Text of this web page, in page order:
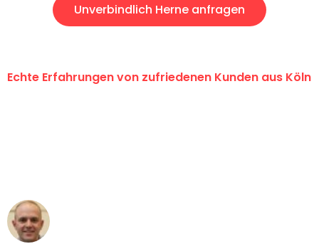
Unverbindlich Herne anfragen
Echte Erfahrungen von zufriedenen Kunden aus Köln